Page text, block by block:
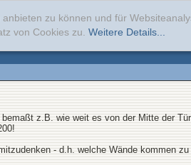
zu können und für
von Cookies zu. Weitere Details...
z.B. wie weit es von der Mitte der
- d.h. welche Wände kommen